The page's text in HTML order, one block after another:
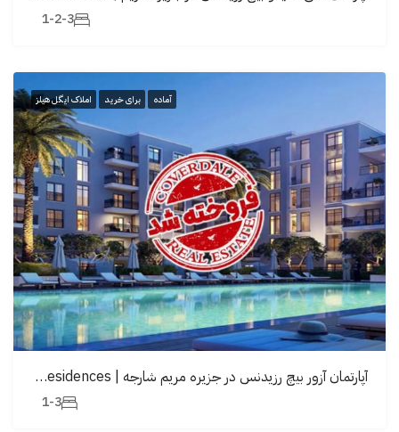
1-2-3
آماده برای خرید املاک ایگل هیلز
آپارتمان آزور بیچ رزیدنس در جزیره مریم شارجه | Azure Beach Residences
1-3